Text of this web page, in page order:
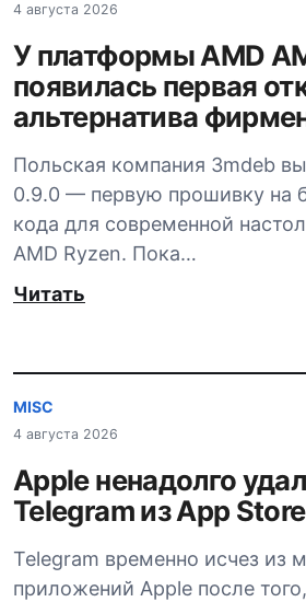
4 августа 2026
У платформы AMD
появилась первая
альтернатива
Польская компания 3mdeb
0.9.0 — первую прошивку на
кода для современной
AMD Ryzen. Пока…
Читать
MISC
4 августа 2026
Apple ненадолго
Telegram из App Store
Telegram временно исчез из
приложений Apple после